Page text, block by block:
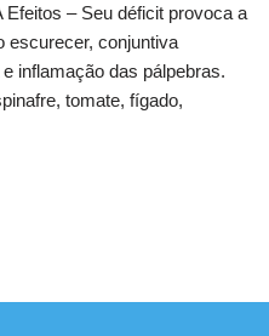
– Seu déficit provoca a
escurecer, conjuntiva
inflamação das pálpebras.
tomate, fígado,